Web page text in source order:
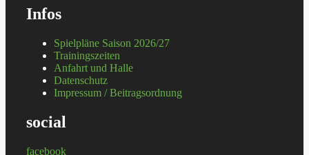
Infos
Spielpläne Saison 2026/27
Trainingszeiten
Anfahrt und Halle
Datenschutz
Impressum / Beitragsordnung
social
facebook